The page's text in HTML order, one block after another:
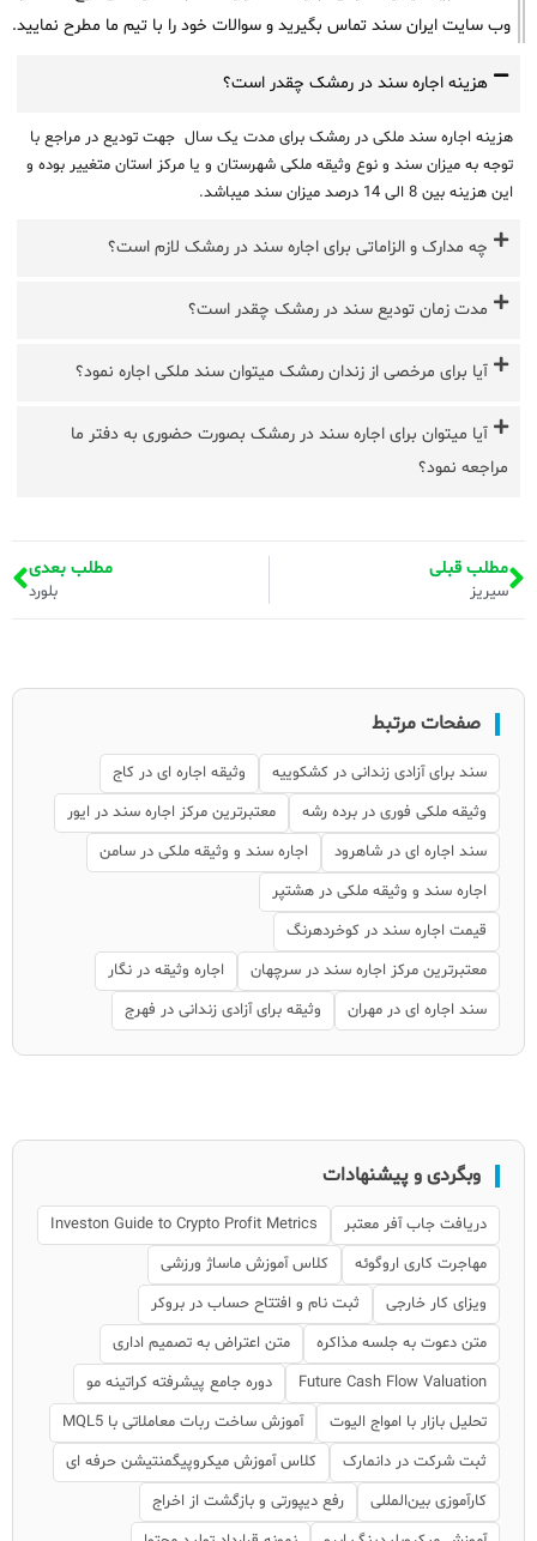
وب سایت ایران سند تماس بگیرید و سوالات خود را با تیم ما مطرح نمایید.
هزینه اجاره سند در رمشک چقدر است؟
هزینه اجاره سند ملکی در رمشک برای مدت یک سال جهت تودیع در مراجع با
توجه به میزان سند و نوع وثیقه ملکی شهرستان و یا مرکز استان متغییر بوده و
این هزینه بین 8 الی 14 درصد میزان سند میباشد.
چه مدارک و الزاماتی برای اجاره سند در رمشک لازم است؟
مدت زمان تودیع سند در رمشک چقدر است؟
آیا برای مرخصی از زندان رمشک میتوان سند ملکی اجاره نمود؟
آیا میتوان برای اجاره سند در رمشک بصورت حضوری به دفتر ما
مراجعه نمود؟
مطلب قبلی
سیریز
مطلب بعدی
بلورد
صفحات مرتبط
سند برای آزادی زندانی در کشکوییه
وثیقه اجاره ای در کاج
وثیقه ملکی فوری در برده رشه
معتبرترین مرکز اجاره سند در ایور
سند اجاره ای در شاهرود
اجاره سند و وثیقه ملکی در سامن
اجاره سند و وثیقه ملکی در هشتپر
قیمت اجاره سند در کوخردهرنگ
معتبرترین مرکز اجاره سند در سرچهان
اجاره وثیقه در نگار
سند اجاره ای در مهران
وثیقه برای آزادی زندانی در فهرج
وبگردی و پیشنهادات
دریافت جاب آفر معتبر
Investon Guide to Crypto Profit Metrics
مهاجرت کاری اروگوئه
کلاس آموزش ماساژ ورزشی
ویزای کار خارجی
ثبت نام و افتتاح حساب در بروکر
متن دعوت به جلسه مذاکره
متن اعتراض به تصمیم اداری
Future Cash Flow Valuation
دوره جامع پیشرفته کراتینه مو
تحلیل بازار با امواج الیوت
آموزش ساخت ربات معاملاتی با MQL5
ثبت شرکت در دانمارک
کلاس آموزش میکروپیگمنتیشن حرفه ای
کارآموزی بین‌المللی
رفع دیپورتی و بازگشت از اخراج